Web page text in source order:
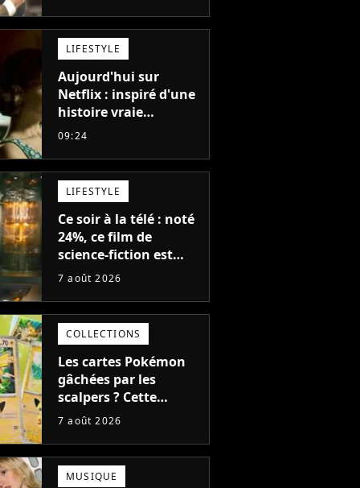
après jour, et les jours
se sont transformés
en décennies"
LIFESTYLE
Aujourd'hui sur
Netflix : inspiré d'une
histoire vraie
glaçante, c'est l'un
21ème siècle
09:24
LIFESTYLE
Ce soir à la télé : noté
24%, ce film de
science-fiction est
complètement raté,
encore pire à cause de
son acteur
7 août 2026
COLLECTIONS
Les cartes Pokémon
gâchées par les
scalpers ? Cette
technique géniale
ruiner les revendeurs
7 août 2026
MUSIQUE